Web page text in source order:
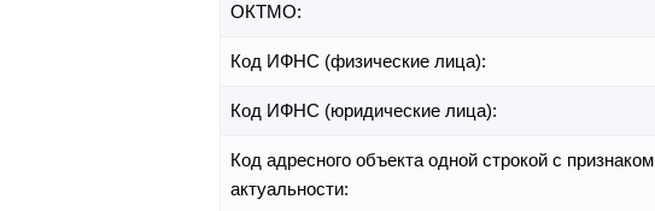
ОКТМО:
Код ИФНС (физические лица):
Код ИФНС (юридические лица):
Код адресного объекта одной строкой с признаком
актуальности: